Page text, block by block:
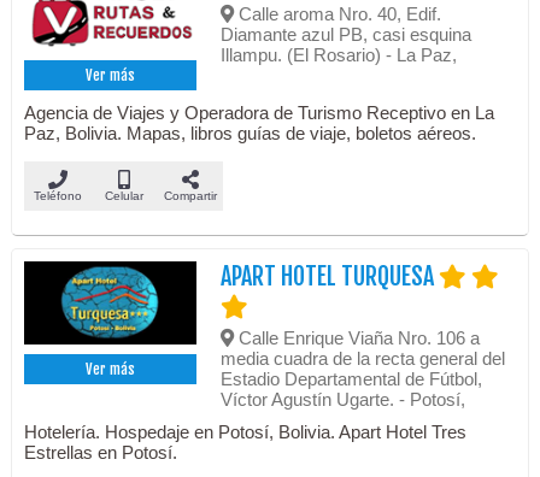
Ver más
Calle aroma Nro. 40, Edif.
Diamante azul PB, casi esquina
Illampu. (El Rosario) - La Paz,
Agencia de Viajes y Operadora de Turismo Receptivo en La
Paz, Bolivia. Mapas, libros guías de viaje, boletos aéreos.
Teléfono Celular Compartir
Ver más
APART HOTEL TURQUESA
Calle Enrique Viaña Nro. 106 a
media cuadra de la recta general del
Estadio Departamental de Fútbol,
Víctor Agustín Ugarte. - Potosí,
Hotelería. Hospedaje en Potosí, Bolivia. Apart Hotel Tres
Estrellas en Potosí.